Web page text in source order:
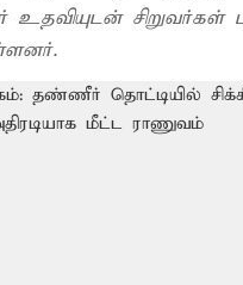
உதவியுடன் சிறுவர்கள்